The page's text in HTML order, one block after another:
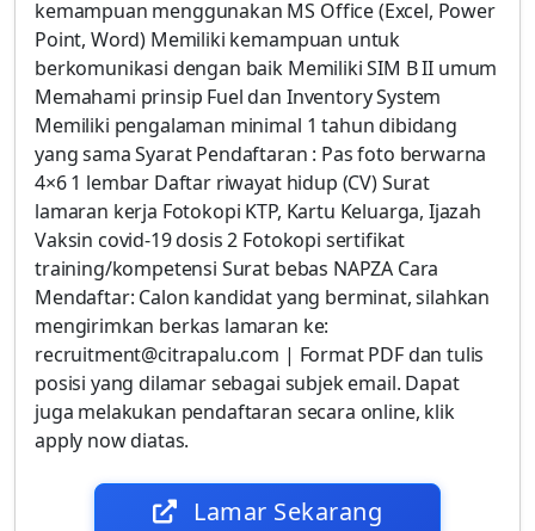
kemampuan menggunakan MS Office (Excel, Power
Point, Word) Memiliki kemampuan untuk
berkomunikasi dengan baik Memiliki SIM B II umum
Memahami prinsip Fuel dan Inventory System
Memiliki pengalaman minimal 1 tahun dibidang
yang sama Syarat Pendaftaran : Pas foto berwarna
4×6 1 lembar Daftar riwayat hidup (CV) Surat
lamaran kerja Fotokopi KTP, Kartu Keluarga, Ijazah
Vaksin covid-19 dosis 2 Fotokopi sertifikat
training/kompetensi Surat bebas NAPZA Cara
Mendaftar: Calon kandidat yang berminat, silahkan
mengirimkan berkas lamaran ke:
recruitment@citrapalu.com | Format PDF dan tulis
posisi yang dilamar sebagai subjek email. Dapat
juga melakukan pendaftaran secara online, klik
apply now diatas.
Lamar Sekarang